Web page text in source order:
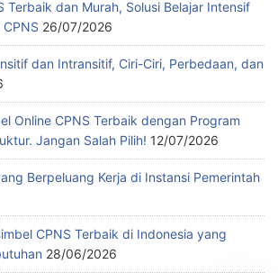
Terbaik dan Murah, Solusi Belajar Intensif
26/07/2026
dan Intransitif, Ciri-Ciri, Perbedaan, dan
Online CPNS Terbaik dengan Program
Jangan Salah Pilih! 12/07/2026
Berpeluang Kerja di Instansi Pemerintah
CPNS Terbaik di Indonesia yang
28/06/2026